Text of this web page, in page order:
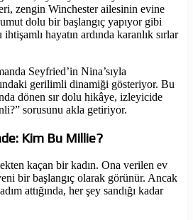
zengin Winchester ailesinin evine
dolu bir başlangıç yapıyor gibi
hayatın ardında karanlık sırlar
Seyfried’in Nina’sıyla
gerilimli dinamiği gösteriyor. Bu
dönen sır dolu hikâye, izleyicide
sorusunu akla getiriyor.
Kim Bu Millie?
kaçan bir kadın. Ona verilen ev
bir başlangıç olarak görünür. Ancak
attığında, her şey sandığı kadar